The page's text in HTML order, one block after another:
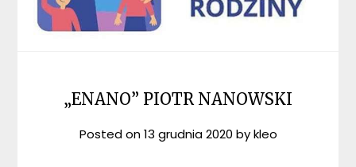
„ENANO” PIOTR NANOWSKI
Posted on13 grudnia 2020 bykleo